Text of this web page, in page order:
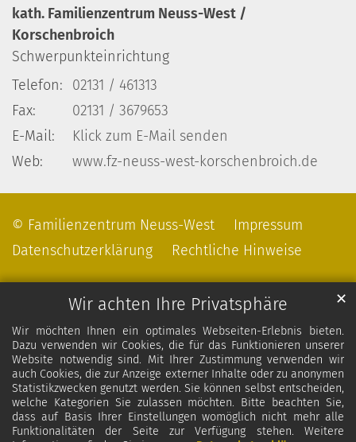
Wir achten Ihre Privatsphäre
Wir möchten Ihnen ein optimales Webseiten-Erlebnis bieten.
Dazu verwenden wir Cookies, die für das Funktionieren unserer
Website notwendig sind. Mit Ihrer Zustimmung verwenden wir
auch Cookies, die zur Anzeige externer Inhalte oder zu anonymen
Statistikzwecken genutzt werden. Sie können selbst entscheiden,
welche Kategorien Sie zulassen möchten. Bitte beachten Sie,
dass auf Basis Ihrer Einstellungen womöglich nicht mehr alle
Funktionalitäten der Seite zur Verfügung stehen. Weitere
✕
kath. Familienzentrum Neuss-West /
Korschenbroich
Schwerpunkteinrichtung
Telefon:
02131 / 461313
Fax:
02131 / 3679653
E-Mail:
Klick zum E-Mail senden
Web:
www.fz-neuss-west-korschenbroich.de
© Familienzentrum Neuss-West
Impressum
Datenschutzerklärung
Rechtliche Hinweise